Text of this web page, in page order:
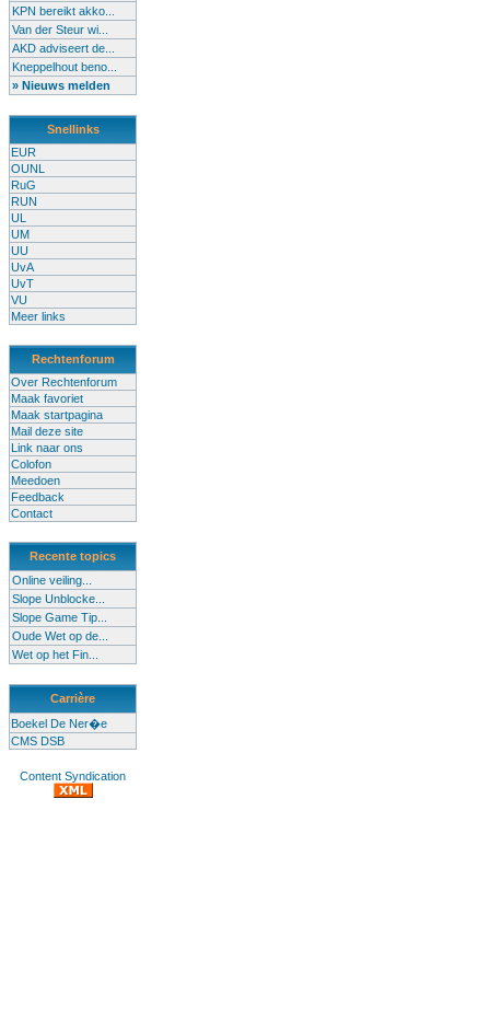
KPN bereikt akko...
Van der Steur wi...
AKD adviseert de...
Kneppelhout beno...
» Nieuws melden
Snellinks
EUR
OUNL
RuG
RUN
UL
UM
UU
UvA
UvT
VU
Meer links
Rechtenforum
Over Rechtenforum
Maak favoriet
Maak startpagina
Mail deze site
Link naar ons
Colofon
Meedoen
Feedback
Contact
Recente topics
Online veiling...
Slope Unblocke...
Slope Game Tip...
Oude Wet op de...
Wet op het Fin...
Carrière
Boekel De Ner�e
CMS DSB
Content Syndication